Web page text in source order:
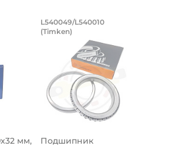
Артикул 94871
мм, оцинкованный.
мм, оцинкованный.
мм, шариковый
мм, шариковый двухрядный,
мм,
Подшипник
Подшипник
L540049/L540010
(Timken)
Подшипник